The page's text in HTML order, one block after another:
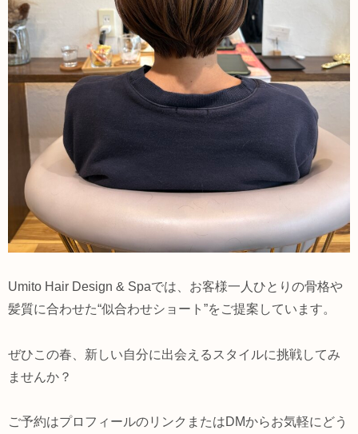
Umito Hair Design & Spaでは、お客様一人ひとりの骨格や
髪質に合わせた“似合わせショート”をご提案しています。
ぜひこの春、新しい自分に出会えるスタイルに挑戦してみ
ませんか？
ご予約はプロフィールのリンクまたはDMからお気軽にどう